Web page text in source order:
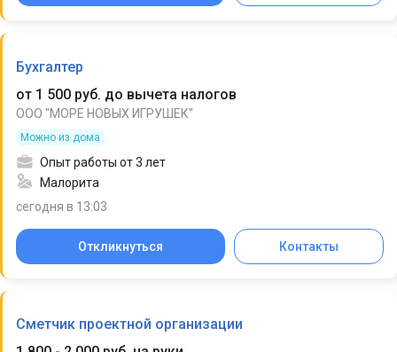
Бухгалтер
от 1 500 руб. до вычета налогов
ООО "МОРЕ НОВЫХ ИГРУШЕК"
Можно из дома
Опыт работы от 3 лет
Малорита
сегодня в 13:03
Откликнуться Контакты
Сметчик проектной организации